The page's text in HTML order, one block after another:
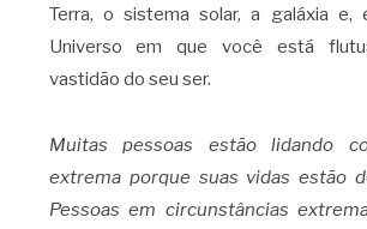
Terra, o sistema solar, a galáxia e,
Universo em que você está
vastidão do seu ser.
Muitas pessoas estão lidando
extrema porque suas vidas estão
Pessoas em circunstâncias